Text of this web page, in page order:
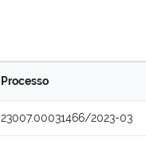
Processo
23007.00031466/2023-03